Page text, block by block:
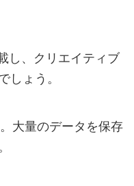
し、クリエイティブ
しょう。
大量のデータを保存